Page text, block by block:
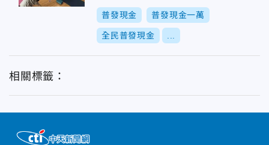
普發現金 普發現金一萬
全民普發現金
相關標籤：